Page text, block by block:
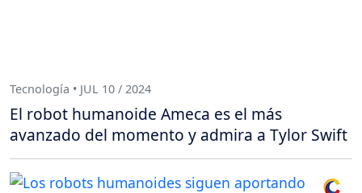
Tecnología • JUL 10 / 2024
El robot humanoide Ameca es el más
avanzado del momento y admira a Tylor Swift